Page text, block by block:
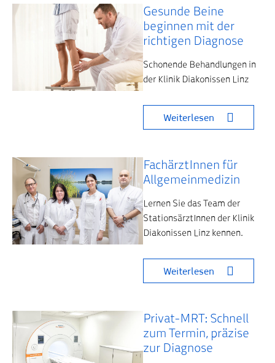
Gesunde Beine
beginnen mit der
richtigen Diagnose
Schonende Behandlungen in
der Klinik Diakonissen Linz
Weiterlesen
FachärztInnen für
Allgemeinmedizin
Lernen Sie das Team der
StationsärztInnen der Klinik
Diakonissen Linz kennen.
Weiterlesen
Privat-MRT: Schnell
zum Termin, präzise
zur Diagnose